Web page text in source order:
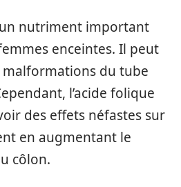
un nutriment important
enceintes. Il peut
du tube
l’acide folique
des effets néfastes sur
en augmentant le
côlon.